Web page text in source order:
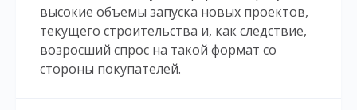
высокие объемы запуска новых проектов,
текущего строительства и, как следствие,
возросший спрос на такой формат со
стороны покупателей.